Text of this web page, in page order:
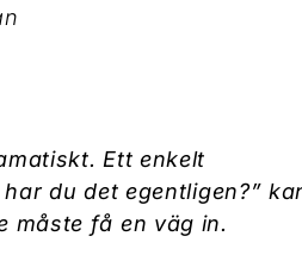
Ett enkelt
du det egentligen?”
måste få en väg in.